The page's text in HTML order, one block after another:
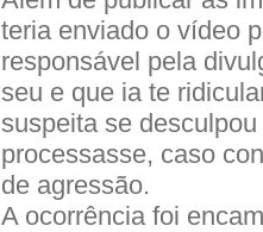
teria enviado o vídeo
responsável pela
seu e que ia te
suspeita se
processasse, caso
de agressão.
A ocorrência foi